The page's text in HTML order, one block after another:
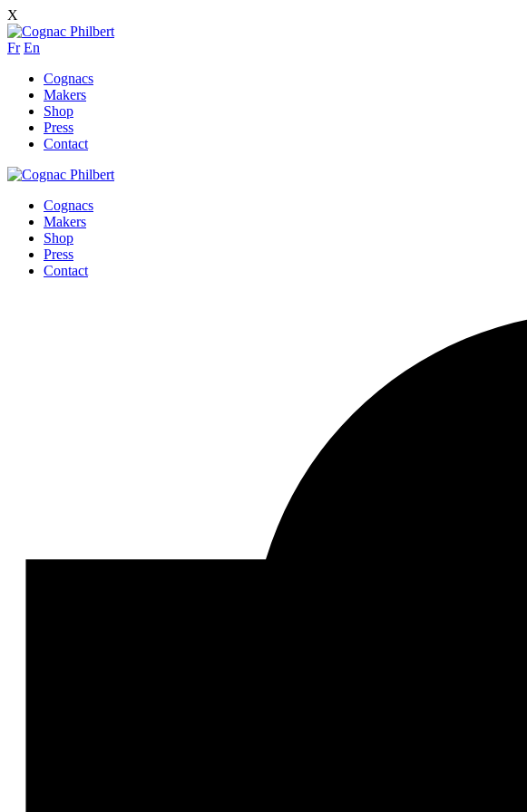
X
Fr En
Cognacs
Makers
Shop
Press
Contact
Cognacs
Makers
Shop
Press
Contact